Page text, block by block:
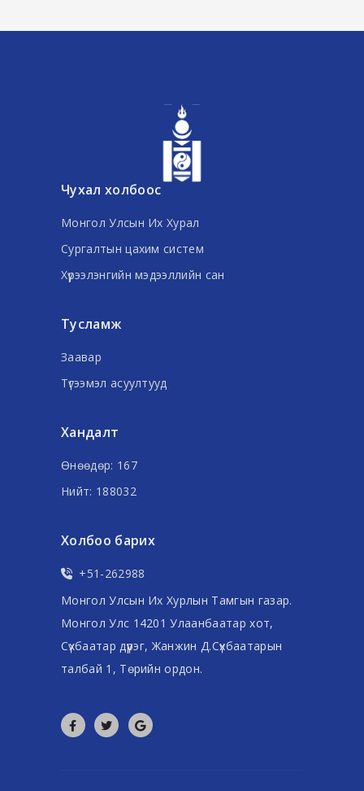
Чухал холбоос
Монгол Улсын Их Хурал
Сургалтын цахим систем
Хүрээлэнгийн мэдээллийн сан
Тусламж
Заавар
Түгээмэл асуултууд
Хандалт
Өнөөдөр: 167
Нийт: 188032
Холбоо барих
+51-262988
Монгол Улсын Их Хурлын Тамгын газар.
Монгол Улс 14201 Улаанбаатар хот,
Сүхбаатар дүүрэг, Жанжин Д.Сүхбаатарын
талбай 1, Төрийн ордон.